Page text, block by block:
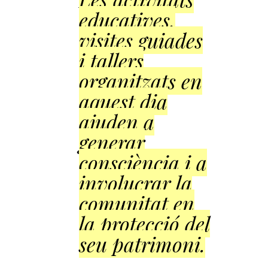
educatives,
visites guiades
i tallers
organitzats en
aquest dia
ajuden a
generar
consciència i a
involucrar la
comunitat en
la protecció del
seu patrimoni.